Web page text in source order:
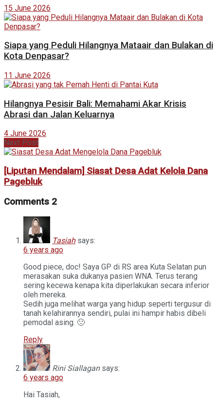
15 June 2026
Siapa yang Peduli Hilangnya Mataair dan Bulakan di
Kota Denpasar?
11 June 2026
Hilangnya Pesisir Bali: Memahami Akar Krisis
Abrasi dan Jalan Keluarnya
4 June 2026
Next Post
[Liputan Mendalam] Siasat Desa Adat Kelola Dana
Pagebluk
Comments 2
Tasiah says:
6 years ago
Good piece, doc! Saya GP di RS area Kuta Selatan pun
merasakan suka dukanya pasien WNA. Terus terang
sering kecewa kenapa kita diperlakukan secara inferior
oleh mereka.
Sedih juga melihat warga yang hidup seperti tergusur di
tanah kelahirannya sendiri, pulai ini hampir habis dibeli
pemodal asing. 🙁
Reply
Rini Siallagan says:
6 years ago
Hai Tasiah,